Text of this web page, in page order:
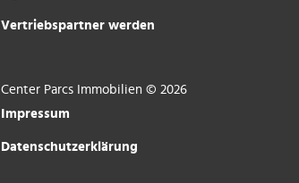
Vertriebspartner werden
Center Parcs Immobilien © 2026
Impressum
Datenschutzerklärung